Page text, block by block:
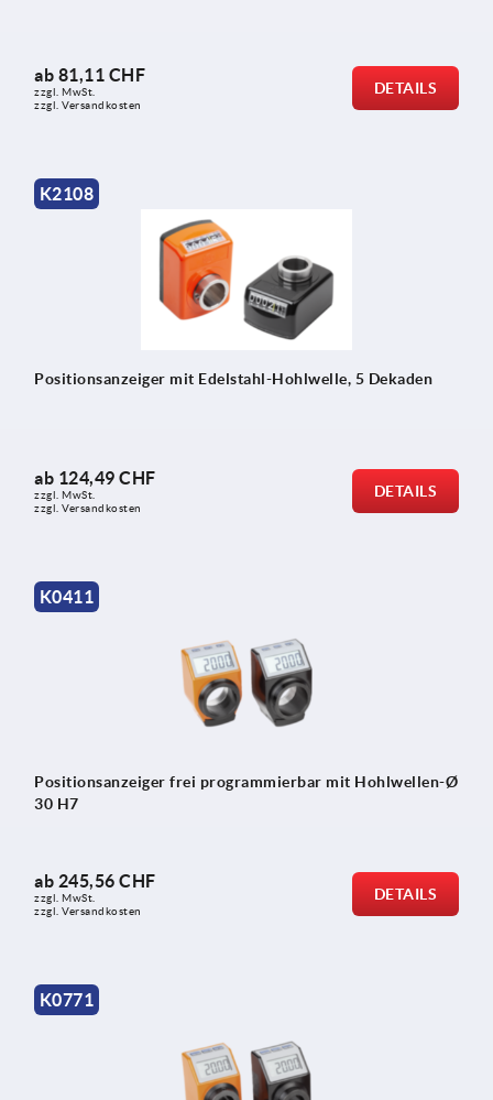
ab 81,11 CHF
zzgl. MwSt.
zzgl. Versandkosten
DETAILS
K2108
Positionsanzeiger mit Edelstahl-Hohlwelle, 5 Dekaden
ab 124,49 CHF
zzgl. MwSt.
zzgl. Versandkosten
DETAILS
K0411
Positionsanzeiger frei programmierbar mit Hohlwellen-Ø
30 H7
ab 245,56 CHF
zzgl. MwSt.
zzgl. Versandkosten
DETAILS
K0771